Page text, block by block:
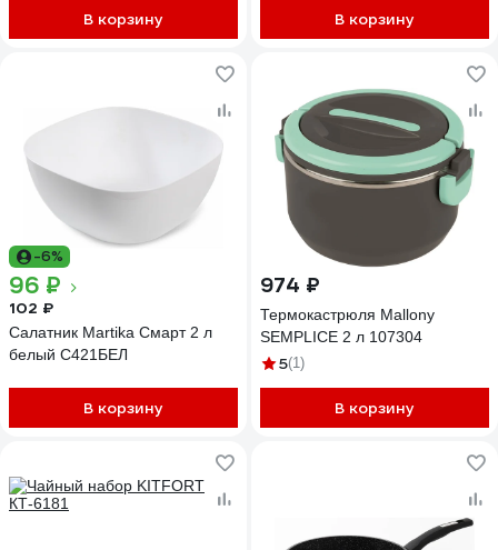
В корзину В корзину
-6%
96 ₽
102 ₽
Салатник Martika Смарт 2 л
белый С421БЕЛ
В корзину
974 ₽
Термокастрюля Mallony
SEMPLICE 2 л 107304
5(1)
В корзину